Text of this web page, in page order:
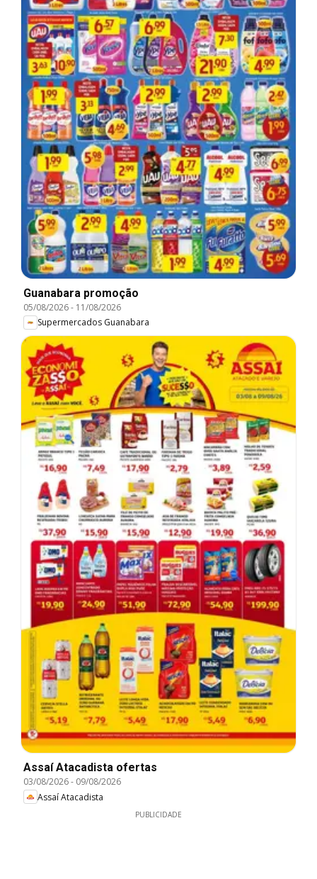
Guanabara promoção
05/08/2026- 11/08/2026
Supermercados Guanabara
Assaí Atacadista ofertas
03/08/2026- 09/08/2026
Assaí Atacadista
PUBLICIDADE